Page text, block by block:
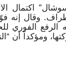
اكتمال
وقال
الفوري
ومؤكداً أن